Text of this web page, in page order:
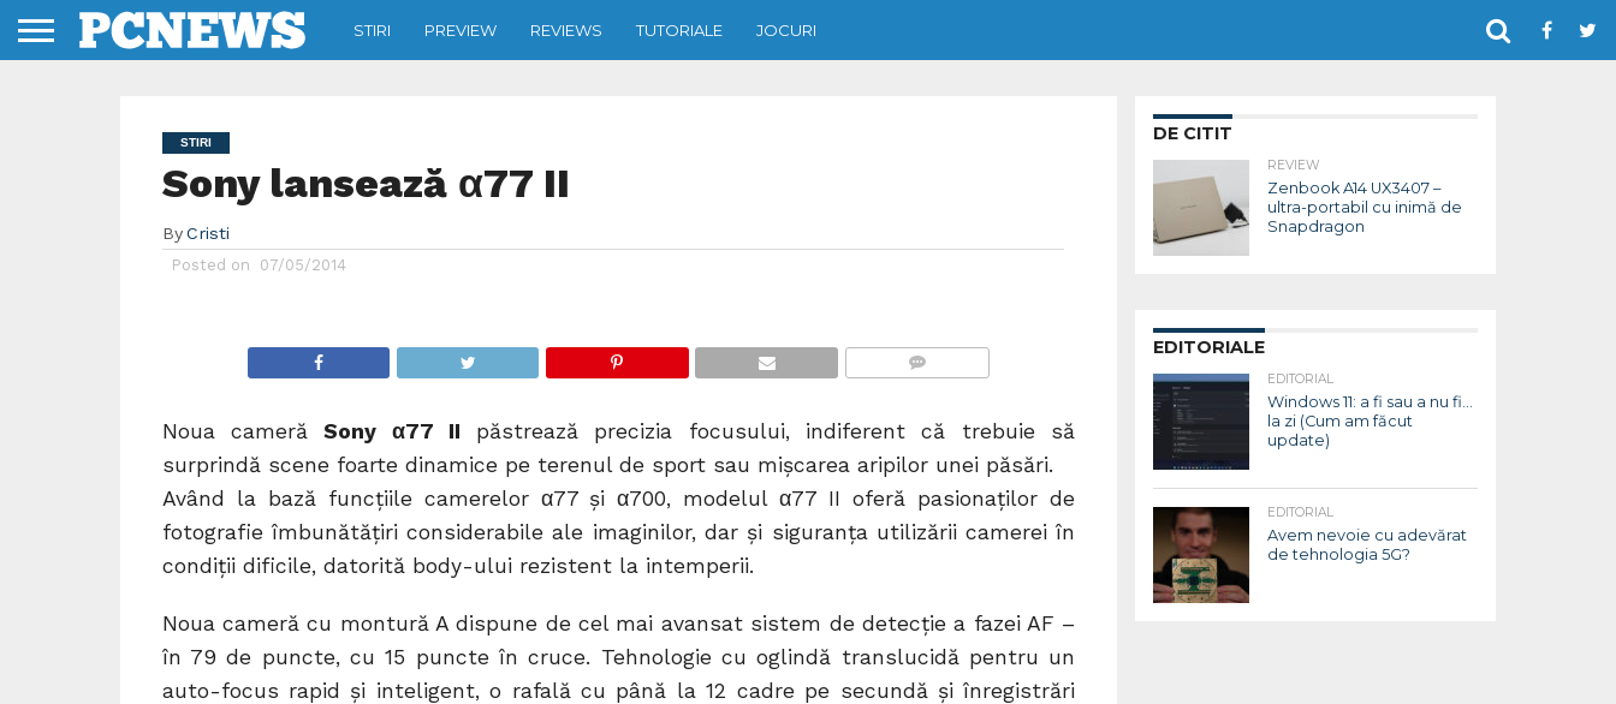
STIRI PREVIEW REVIEWS TUTORIALE JOCURI
STIRI
Sony lansează α77 II
By Cristi
Posted on 07/05/2014
Noua camerăSony α77 II păstrează precizia focusului, indiferent că trebuie să
surprindă scene foarte dinamice pe terenul de sport sau mișcarea aripilor unei păsări.
Având la bază funcțiile camerelor α77 și α700, modelul α77 II oferă pasionaților de
fotografie îmbunătățiri considerabile ale imaginilor, dar și siguranța utilizării camerei în
condiții dificile, datorită body-ului rezistent la intemperii.
Noua cameră cu montură A dispune de cel mai avansat sistem de detecție a fazei AF –
în 79 de puncte, cu 15 puncte în cruce. Tehnologie cu oglindă translucidă pentru un
auto-focus rapid și inteligent, o rafală cu până la 12 cadre pe secundă și înregistrări
DE CITIT
REVIEW
Zenbook A14 UX3407 –
ultra-portabil cu inimă de
Snapdragon
EDITORIALE
EDITORIAL
Windows 11: a fi sau a nu fi…
la zi (Cum am făcut
update)
EDITORIAL
Avem nevoie cu adevărat
de tehnologia 5G?